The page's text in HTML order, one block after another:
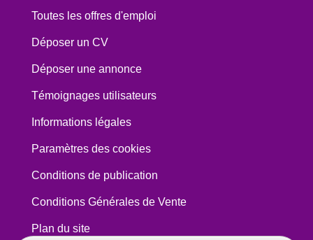
Toutes les offres d'emploi
Déposer un CV
Déposer une annonce
Témoignages utilisateurs
Informations légales
Paramètres des cookies
Conditions de publication
Conditions Générales de Vente
Plan du site